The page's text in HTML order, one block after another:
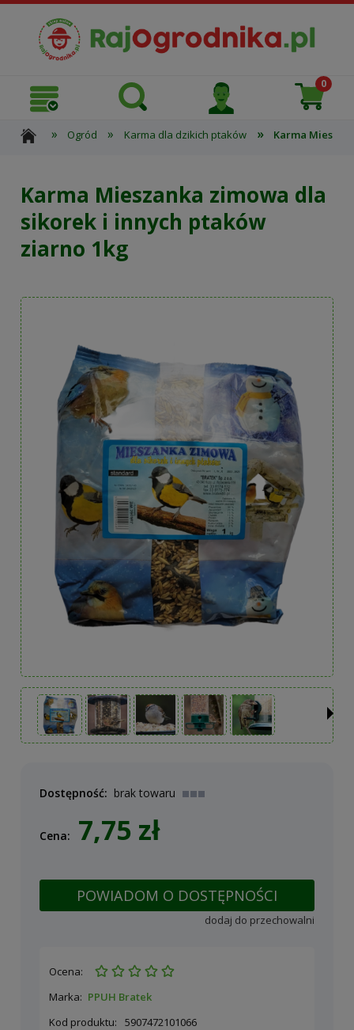
» Ogród » Karma dla dzikich ptaków » Karma
Karma Mieszanka zimowa dla
sikorek i innych ptaków
ziarno 1kg
Dostępność: brak towaru
Cena: 7,75 zł
POWIADOM O DOSTĘPNOŚCI
dodaj do przechowalni
Ocena:
Marka: PPUH Bratek
Kod produktu:
5907472101066